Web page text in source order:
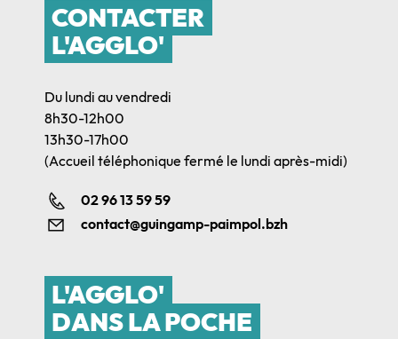
CONTACTER
L'AGGLO'
Du lundi au vendredi
8h30-12h00
13h30-17h00
(Accueil téléphonique fermé le lundi après-midi)
02 96 13 59 59
contact@guingamp-paimpol.bzh
L'AGGLO'
DANS LA POCHE